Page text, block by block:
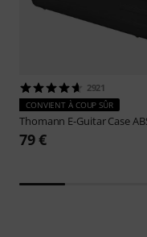
2921
CONVIENT À COUP SÛR
Thomann E-Guitar Case
79 €